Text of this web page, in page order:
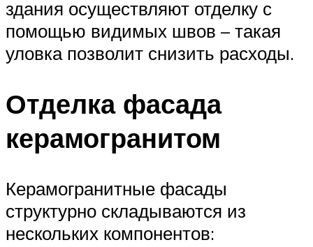
здания осуществляют отделку с
помощью видимых швов – такая
уловка позволит снизить расходы.
Отделка фасада
керамогранитом
Керамогранитные фасады
структурно складываются из
нескольких компонентов: